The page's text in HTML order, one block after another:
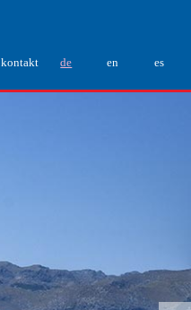
kontakt de en es